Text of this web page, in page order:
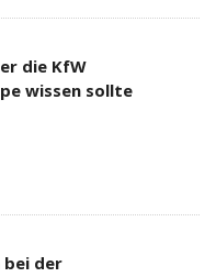
die KfW
wissen sollte
bei der